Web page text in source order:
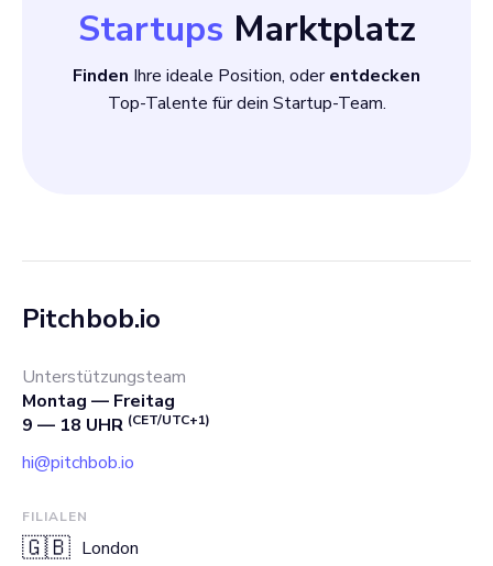
Geld zu geben
Startups Marktplatz
Finden Ihre ideale Position, oderentdecken
Top-Talente für dein Startup-Team.
Pitchbob.io
Unterstützungsteam
Montag — Freitag
9 — 18 UHR (CET/UTC+1)
hi@pitchbob.io
FILIALEN
🇬🇧 London